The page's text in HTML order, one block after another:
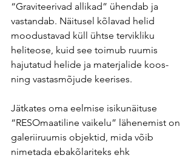
“Graviteerivad allikad” ühendab ja
vastandab. Näitusel kõlavad helid
moodustavad küll ühtse tervikliku
heliteose, kuid see toimub ruumis
hajutatud helide ja materjalide koos-
ning vastasmõjude keerises.
Jätkates oma eelmise isikunäituse
“RESOmaatiline vaikelu” lähenemist on
galeriiruumis objektid, mida võib
nimetada ebakõlariteks ehk